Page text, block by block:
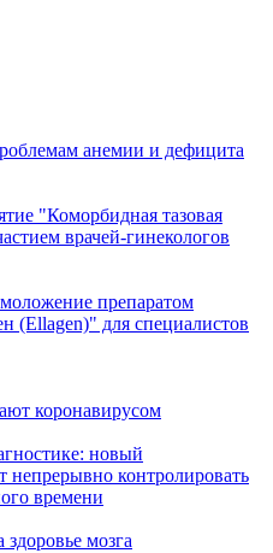
анемии и дефицита
"Коморбидная тазовая
врачей-гинекологов
препаратом
(Ellagen)" для специалистов
коронавирусом
новый
непрерывно контролировать
времени
мозга